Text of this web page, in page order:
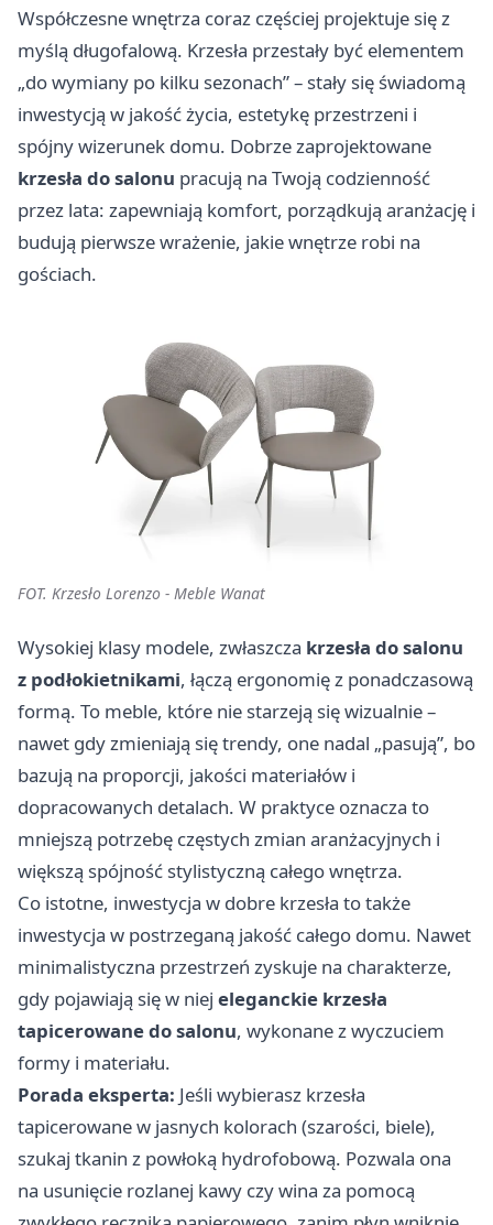
Współczesne wnętrza coraz częściej projektuje się z
myślą długofalową. Krzesła przestały być elementem
„do wymiany po kilku sezonach” – stały się świadomą
inwestycją w jakość życia, estetykę przestrzeni i
spójny wizerunek domu. Dobrze zaprojektowane
krzesła do salonu pracują na Twoją codzienność
przez lata: zapewniają komfort, porządkują aranżację i
budują pierwsze wrażenie, jakie wnętrze robi na
gościach.
FOT. Krzesło Lorenzo - Meble Wanat
Wysokiej klasy modele, zwłaszcza krzesła do salonu
z podłokietnikami, łączą ergonomię z ponadczasową
formą. To meble, które nie starzeją się wizualnie –
nawet gdy zmieniają się trendy, one nadal „pasują”, bo
bazują na proporcji, jakości materiałów i
dopracowanych detalach. W praktyce oznacza to
mniejszą potrzebę częstych zmian aranżacyjnych i
większą spójność stylistyczną całego wnętrza.
Co istotne, inwestycja w dobre krzesła to także
inwestycja w postrzeganą jakość całego domu. Nawet
minimalistyczna przestrzeń zyskuje na charakterze,
gdy pojawiają się w niej eleganckie krzesła
tapicerowane do salonu, wykonane z wyczuciem
formy i materiału.
Porada eksperta: Jeśli wybierasz krzesła
tapicerowane w jasnych kolorach (szarości, biele),
szukaj tkanin z powłoką hydrofobową. Pozwala ona
na usunięcie rozlanej kawy czy wina za pomocą